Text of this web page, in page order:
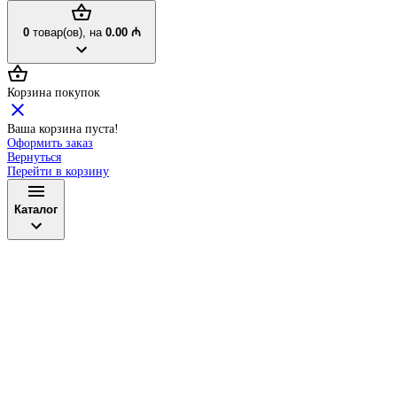
0товар(ов), на 0.00 ₼
Корзина покупок
Ваша корзина пуста!
Оформить заказ
Вернуться
Перейти в корзину
Каталог